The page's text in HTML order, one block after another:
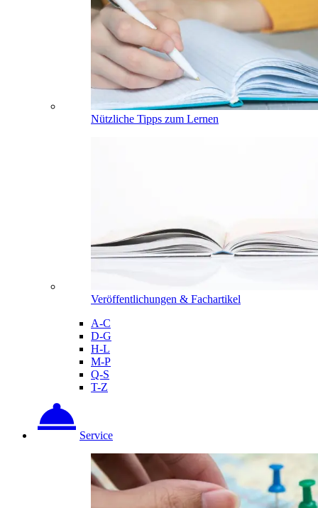
Nützliche Tipps zum Lernen
Veröffentlichungen & Fachartikel
A-C
D-G
H-L
M-P
Q-S
T-Z
Service